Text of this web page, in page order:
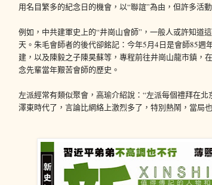
用名目繁多的紀念日的機會，以“聯誼”為由，但許多活
例如，中共建軍史上的“井崗山會師”，一般人或許知道
天。朱毛會師者的後代卻銘記：今年5月4日是會師85週
建，以及陳毅之子陳昊蘇等，專程前往井崗山龍市鎮，
念先輩當年艱苦會師的歷史。
左派經常有類似聚會，高瑜介紹說：“左派每個禮拜在
澤東時代了，言論比網絡上激烈多了，特別熱鬧，當局